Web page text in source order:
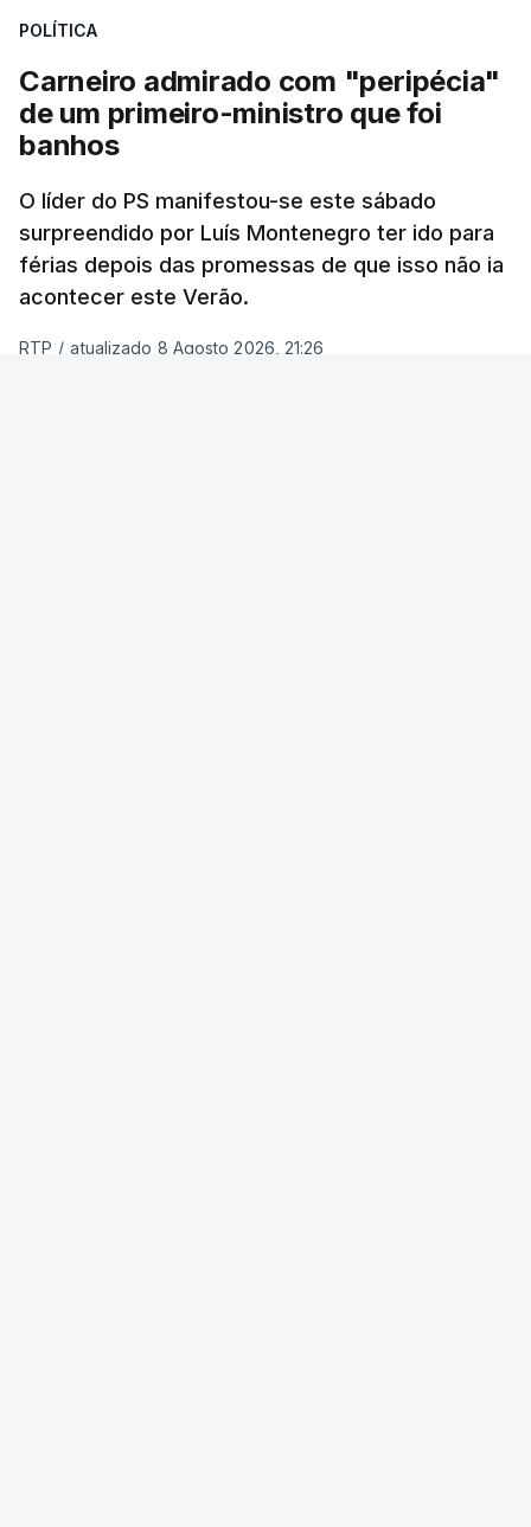
POLÍTICA
Carneiro admirado com "peripécia"
de um primeiro-ministro que foi
banhos
O líder do PS manifestou-se este sábado
surpreendido por Luís Montenegro ter ido para
férias depois das promessas de que isso não ia
acontecer este Verão.
RTP / atualizado 8 Agosto 2026, 21:26